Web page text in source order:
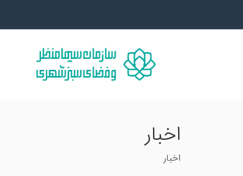
اخبار
اخبار